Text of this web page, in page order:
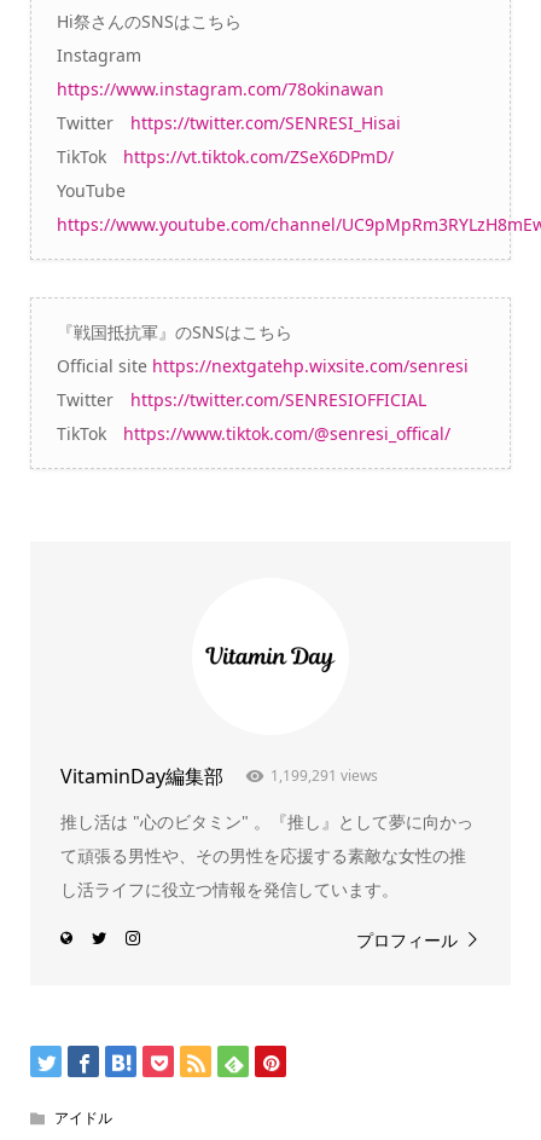
Hi祭さんのSNSはこちら
Instagram
https://www.instagram.com/78okinawan
Twitter https://twitter.com/SENRESI_Hisai
TikTok https://vt.tiktok.com/ZSeX6DPmD/
YouTube
https://www.youtube.com/channel/
『戦国抵抗軍』のSNSはこちら
Official site https://nextgatehp.wixsite.com/senresi
Twitter https://twitter.com/SENRESIOFFICIAL
TikTok https://www.tiktok.com/@senresi_offical/
VitaminDay編集部 1,199,291 views
推し活は "心のビタミン" 。『推し』として夢に向かっ
て頑張る男性や、その男性を応援する素敵な女性の推
し活ライフに役立つ情報を発信しています。
プロフィール
アイドル